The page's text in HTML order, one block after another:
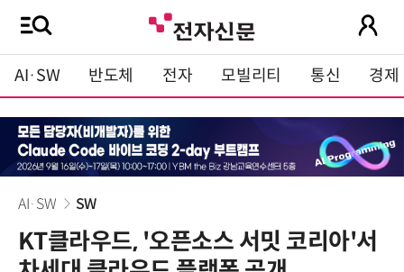
AI·SW 반도체 전자 모빌리티 통신 경제
AI·SW SW
KT클라우드, '오픈소스 서밋 코리아'서